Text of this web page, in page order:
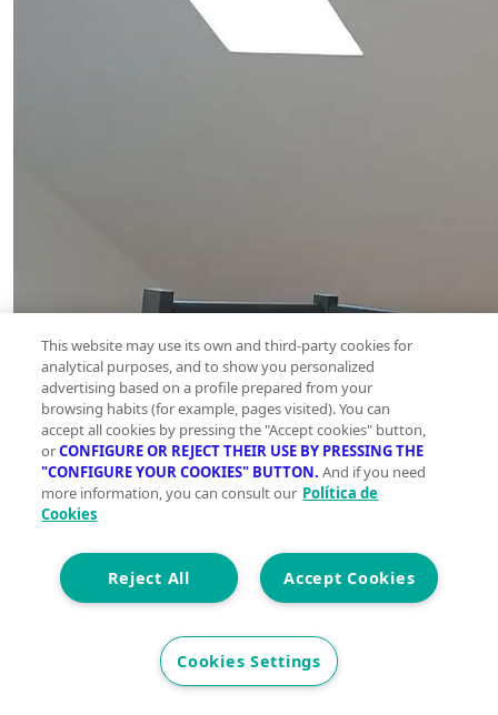
This website may use its own and third-party cookies for
analytical purposes, and to show you personalized
advertising based on a profile prepared from your
browsing habits (for example, pages visited). You can
accept all cookies by pressing the "Accept cookies" button,
orCONFIGURE OR REJECT THEIR USE BY PRESSING THE
"CONFIGURE YOUR COOKIES" BUTTON. And if you need
more information, you can consult our Política de
Cookies
Accept Cookies
Reject All
Cookies Settings